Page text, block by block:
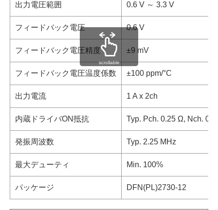
出力電圧範囲 0.6 V ～ 3.3 V
フィードバック電圧 0.6 V
フィードバック電圧精度 ±9 mV
フィードバック電圧温度係数 ±100 ppm/°C
出力電流 1 A x 2ch
内蔵ドライバON抵抗 Typ. Pch. 0.25 Ω, Nch.
発振周波数 Typ. 2.25 MHz
最大デューティ Min. 100%
パッケージ DFN(PL)2730-12
scrollable